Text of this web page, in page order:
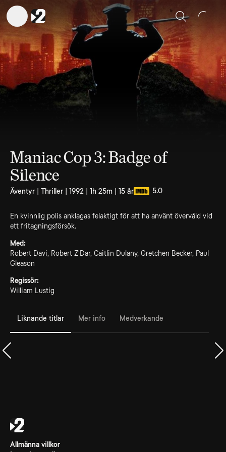
Sök
Maniac Cop 3: Badge of
Silence
Äventyr | Thriller | 1992 | 1h 25m | 15 år 5.0
En kvinnlig polis anklagas felaktigt för att ha använt övervåld vid
ett fritagningsförsök.
Med:
Robert Davi, Robert Z'Dar, Caitlin Dulany, Gretchen Becker, Paul
Gleason
Regissör:
William Lustig
Liknande titlar Mer info Medverkande
Allmänna villkor